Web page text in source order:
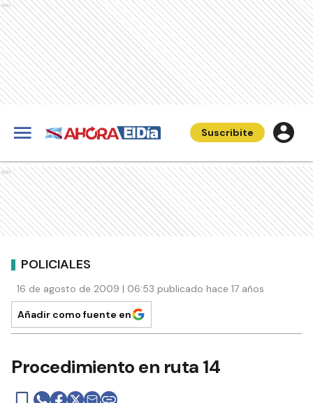
Ads
Suscribite
Ads
POLICIALES
16 de agosto de 2009 | 06:53 publicado hace 17 años
Añadir como fuente en
Procedimiento en ruta 14